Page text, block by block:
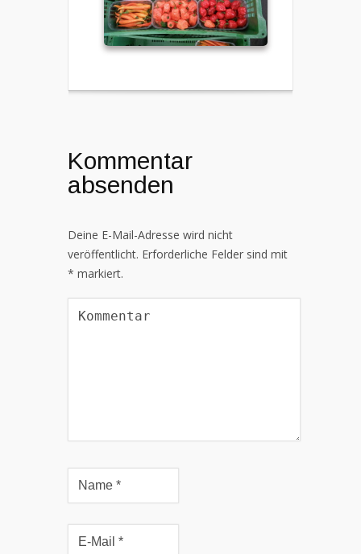
Kommentar
absenden
Deine E-Mail-Adresse wird nicht
veröffentlicht. Erforderliche Felder sind mit
* markiert.